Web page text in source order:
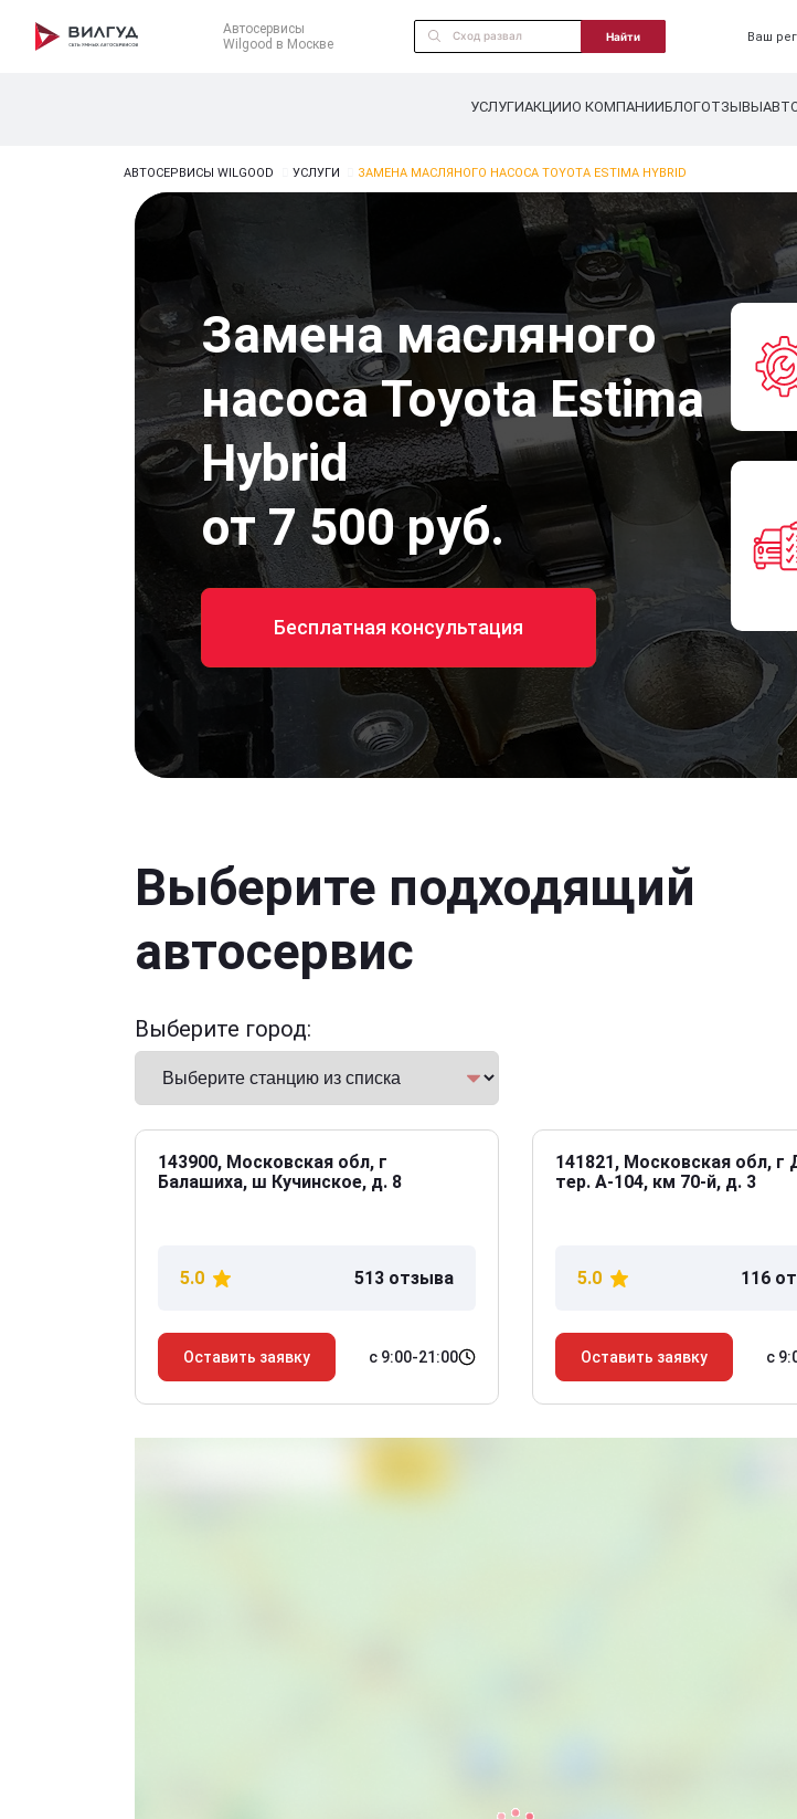
Автосервисы
Wilgood в Москве
Найти Ваш
УСЛУГИАКЦИИО КОМПАНИИБЛОГОТЗЫВЫ
АВТОСЕРВИСЫ WILGOOD УСЛУГИ ЗАМЕНА МАСЛЯНОГО НАСОСА TOYOTA ESTIMA HYBRID
Замена масляного
насоса Toyota Estima
Hybrid
от 7 500 руб.
Бесплатная консультация
Выберите подходящий
автосервис
Выберите город:
143900, Московская обл, г
Балашиха, ш Кучинское, д. 8
5.0 513 отзыва
Оставить заявку с 9:00-21:00
141821, Московская обл, г
тер. А-104, км 70-й, д. 3
5.0 116
Оставить заявку с